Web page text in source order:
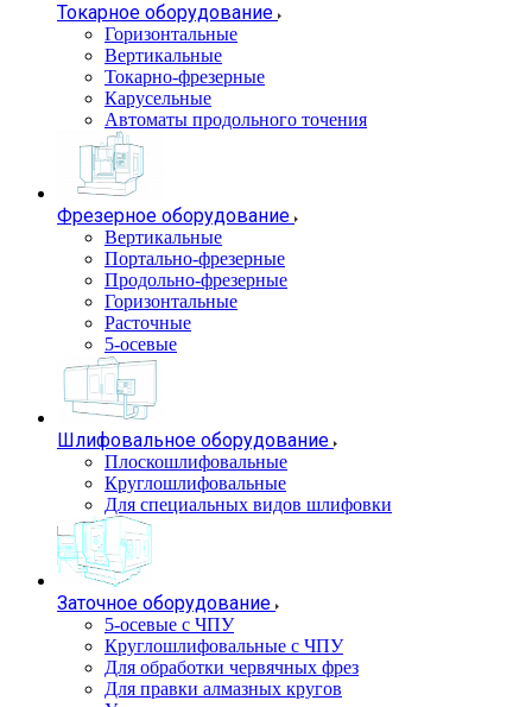
Токарное оборудование
Горизонтальные
Вертикальные
Токарно-фрезерные
Карусельные
Автоматы продольного точения
Фрезерное оборудование
Вертикальные
Портально-фрезерные
Продольно-фрезерные
Горизонтальные
Расточные
5-осевые
Шлифовальное оборудование
Плоскошлифовальные
Круглошлифовальные
Для специальных видов шлифовки
Заточное оборудование
5-осевые с ЧПУ
Круглошлифовальные с ЧПУ
Для обработки червячных фрез
Для правки алмазных кругов